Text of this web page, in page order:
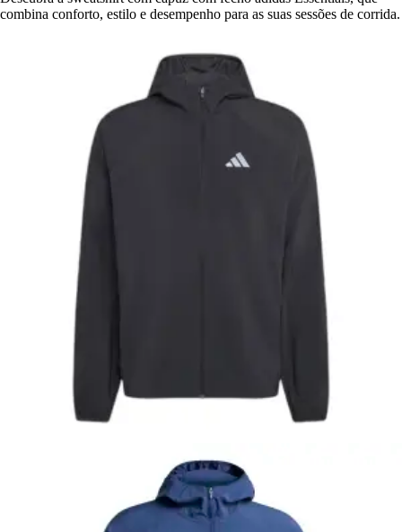
combina conforto, estilo e desempenho para as suas sessões de corrida.